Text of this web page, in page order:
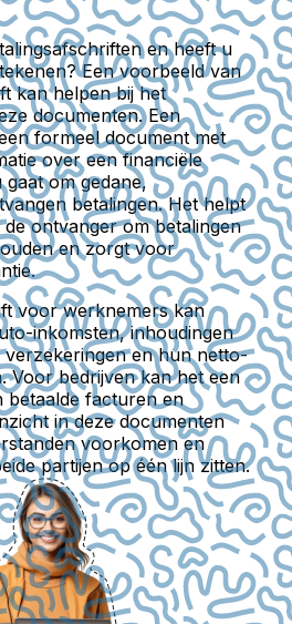
en heeft u
Een voorbeeld van
kan helpen bij het
documenten. Een
formeel document met
over een financiële
om gedane,
betalingen. Het helpt
ontvanger om betalingen
en zorgt voor
voor werknemers kan
inkomsten, inhoudingen
verzekeringen en hun netto-
Voor bedrijven kan het een
betaalde facturen en
in deze documenten
voorkomen en
partijen op één lijn zitten.